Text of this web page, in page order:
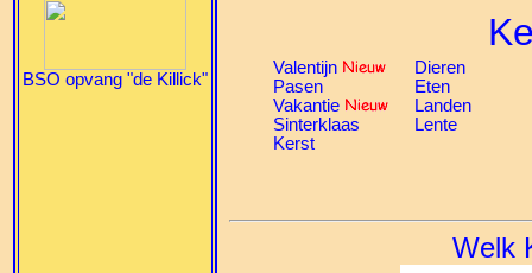
BSO opvang "de Killick"
Valentijn
Pasen
Vakantie
Sinterklaas
Kerst
Dieren
Eten
Landen
Lente
Welk